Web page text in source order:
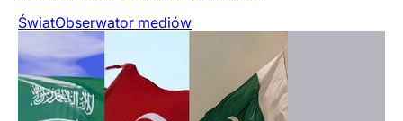
ŚwiatObserwator mediów